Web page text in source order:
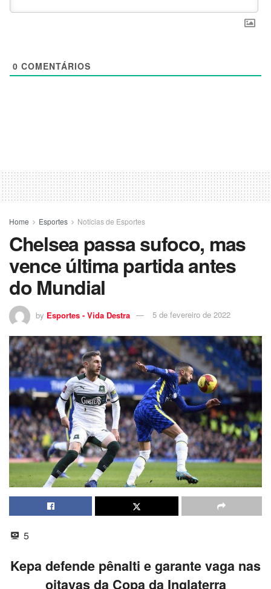
0 COMENTÁRIOS
Home Esportes Notícias de Esportes
Chelsea passa sufoco, mas
vence última partida antes
do Mundial
by Esportes - Vida Destra 5 de fevereiro de 2022
5
Kepa defende pênalti e garante vaga nas
oitavas da Copa da Inglaterra